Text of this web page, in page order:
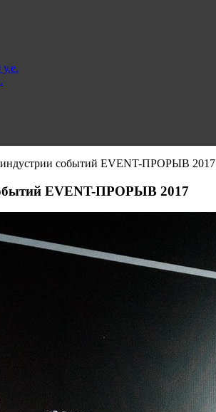
индустрии событий EVENT-ПРОРЫВ 2017
EVENT-ПРОРЫВ 2017